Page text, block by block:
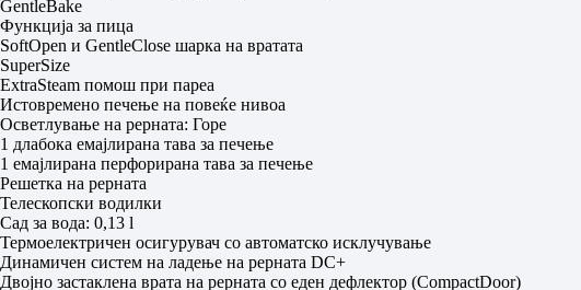
GentleBake
Функција за пица
SoftOpen и GentleClose шарка на вратата
SuperSize
ExtraSteam помош при пареа
Истовремено печење на повеќе нивоа
Осветлување на рерната: Горе
1 длабока емајлирана тава за печење
1 емајлирана перфорирана тава за печење
Решетка на рерната
Телескопски водилки
Сад за вода: 0,13 l
Термоелектричен осигурувач со автоматско исклучување
Динамичен систем на ладење на рерната DC+
Двојно застаклена врата на рерната со еден дефлектор (CompactDoor)